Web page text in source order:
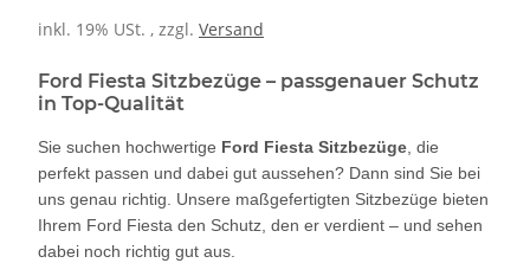
inkl. 19% USt. , zzgl. Versand
Ford Fiesta Sitzbezüge – passgenauer Schutz
in Top-Qualität
Sie suchen hochwertige Ford Fiesta Sitzbezüge , die
perfekt passen und dabei gut aussehen? Dann sind Sie bei
uns genau richtig. Unsere maßgefertigten Sitzbezüge bieten
Ihrem Ford Fiesta den Schutz, den er verdient – und sehen
dabei noch richtig gut aus.